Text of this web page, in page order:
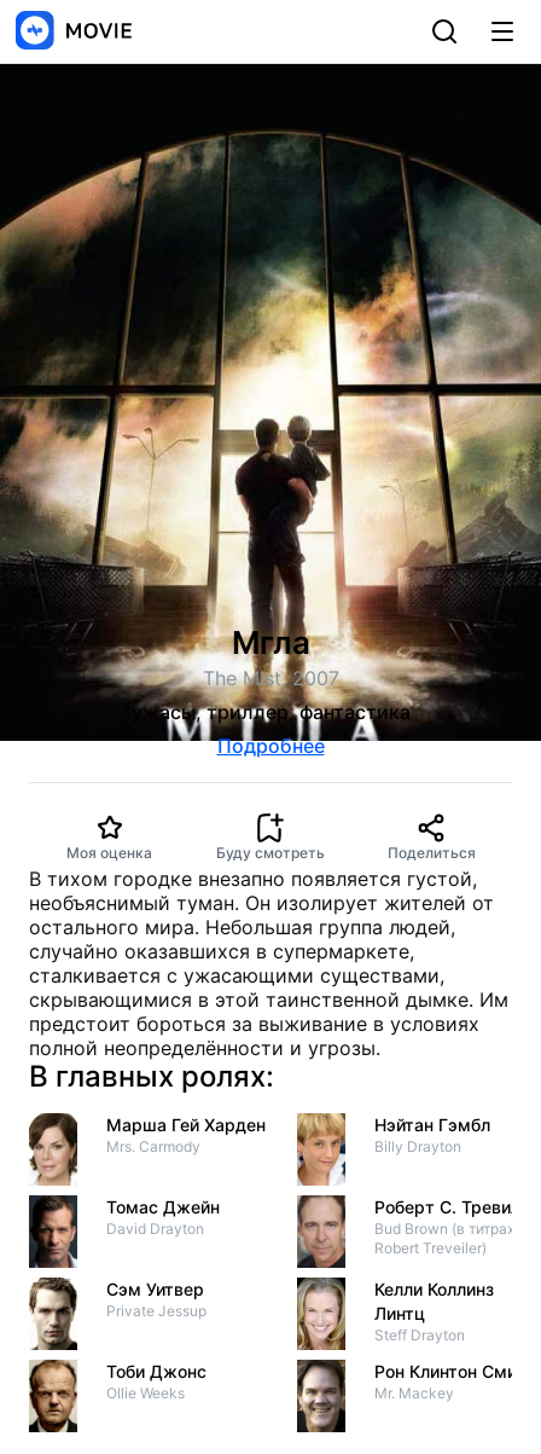
Мгла
The Mist, 2007
ужасы, триллер, фантастика
Подробнее
Моя оценка Буду смотреть Поделиться
В тихом городке внезапно появляется густой,
необъяснимый туман. Он изолирует жителей от
остального мира. Небольшая группа людей,
случайно оказавшихся в супермаркете,
сталкивается с ужасающими существами,
скрывающимися в этой таинственной дымке. Им
предстоит бороться за выживание в условиях
полной неопределённости и угрозы.
В главных ролях:
Марша Гей Харден
Mrs. Carmody
Томас Джейн
David Drayton
Сэм Уитвер
Private Jessup
Тоби Джонс
Ollie Weeks
Нэйтан Гэмбл
Billy Drayton
Роберт С. Тревилер
Bud Brown (в титрах:
Robert Treveiler)
Келли Коллинз
Линтц
Steff Drayton
Рон Клинтон Смит
Mr. Mackey